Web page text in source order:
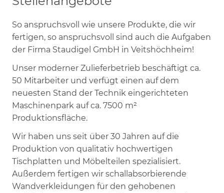
So anspruchsvoll wie unsere Produkte, die wir
fertigen, so anspruchsvoll sind auch die Aufgaben
der Firma Staudigel GmbH in Veitshöchheim!
Unser moderner Zulieferbetrieb beschäftigt ca.
50 Mitarbeiter und verfügt einen auf dem
neuesten Stand der Technik eingerichteten
Maschinenpark auf ca. 7500 m²
Produktionsfläche.
Wir haben uns seit über 30 Jahren auf die
Produktion von qualitativ hochwertigen
Tischplatten und Möbelteilen spezialisiert.
Außerdem fertigen wir schallabsorbierende
Wandverkleidungen für den gehobenen